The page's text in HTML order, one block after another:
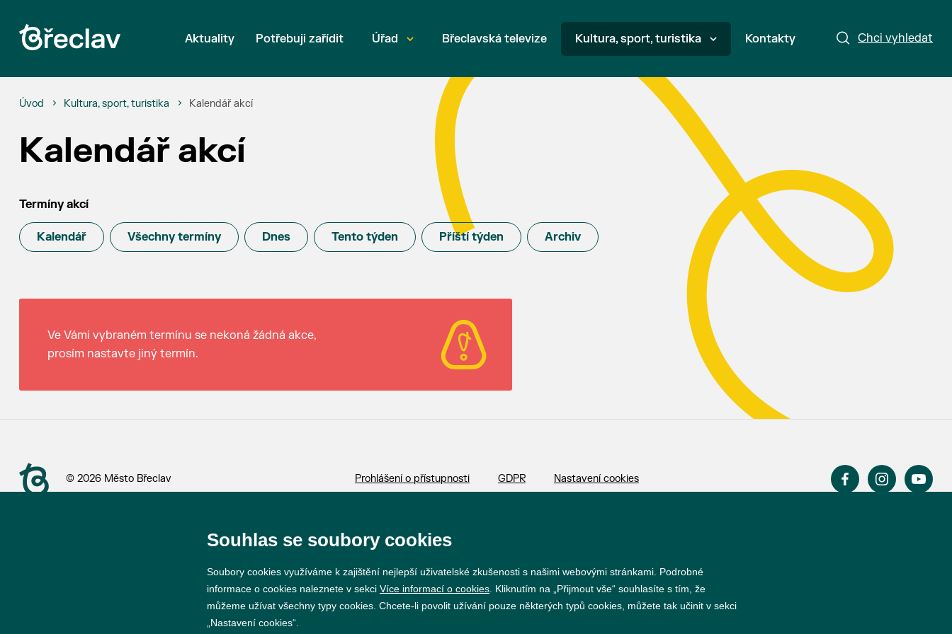
Chci vyhledat
Aktuality Potřebuji zařídit Úřad Břeclavská televize Kultura, sport, turistika Kontakty
Úvod Kultura, sport, turistika Kalendář akcí
Kalendář akcí
Termíny akcí
Kalendář Všechny termíny Dnes Tento týden Příští týden Archiv
Ve Vámi vybraném termínu se nekoná žádná akce,
prosím nastavte jiný termín.
© 2026 Město Břeclav Prohlášení o přístupnosti GDPR Nastavení cookies
Souhlas se soubory cookies
Soubory cookies využíváme k zajištění nejlepší uživatelské zkušenosti s našimi webovými stránkami. Podrobné
informace o cookies naleznete v sekci Více informací o cookies . Kliknutím na „Přijmout vše“ souhlasíte s tím, že
můžeme užívat všechny typy cookies. Chcete-li povolit užívání pouze některých typů cookies, můžete tak učinit v sekci
„Nastavení cookies“.